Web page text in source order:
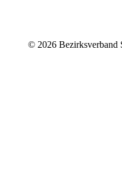
© 2026 Bezirksverband